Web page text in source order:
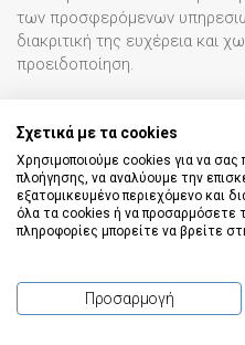
των προσφερόμενων
διακριτική της ευχέρεια και
προειδοποίηση.
Σε περίπτωση που ανακύψει
απορρέουσα από τη
καταναλωτή, και η οποία δεν
μεταξύ των συμβαλλομένων,
καταναλωτή, σύμφωνα με την
καταναλωτικές διαφορές
Διαφορών (ΕΕΔ), όπως είναι
Σχετικά με τα cookies
Χρησιμοποιούμε cookies για να σας
πλοήγησης, να αναλύουμε την
εξατομικευμένο περιεχόμενο και
όλα τα cookies ή να προσαρμόσετε
πληροφορίες μπορείτε να βρείτε
Προσαρμογή